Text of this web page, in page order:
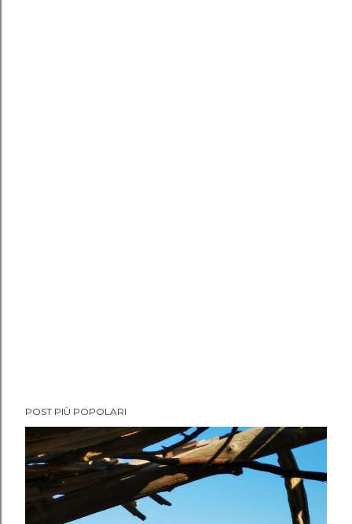
POST PIÙ POPOLARI